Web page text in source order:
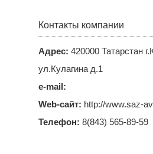
Контакты компании
Адрес: 420000 Татарстан
ул.Кулагина д.1
e-mail:
Web-сайт: http://www.saz-
Телефон: 8(843) 565-89-59